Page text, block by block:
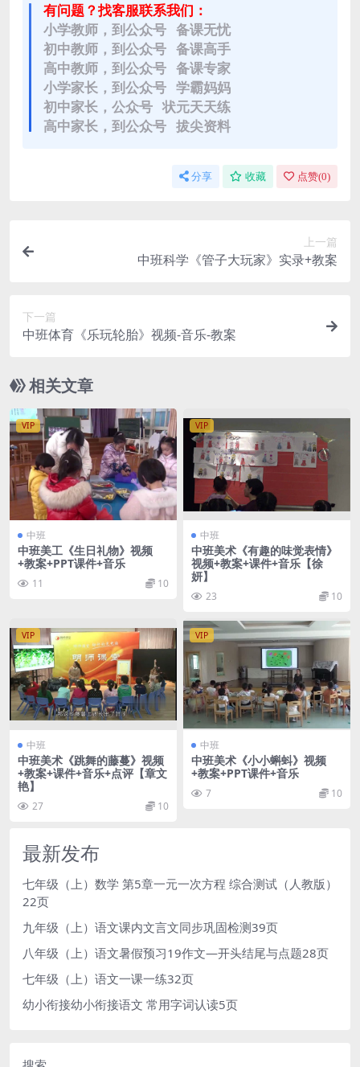
有问题？找客服联系我们：
小学教师，到公众号 备课无忧
初中教师，到公众号 备课高手
高中教师，到公众号 备课专家
小学家长，到公众号 学霸妈妈
初中家长，公众号 状元天天练
高中家长，到公众号 拔尖资料
分享 收藏 点赞(0)
上一篇
中班科学《管子大玩家》实录+教案
下一篇
中班体育《乐玩轮胎》视频-音乐-教案
相关文章
VIP
中班
中班美工《生日礼物》视频
+教案+PPT课件+音乐
11 10
VIP
中班
中班美术《有趣的味觉表情》
视频+教案+课件+音乐【徐
妍】
23 10
VIP
中班
中班美术《跳舞的藤蔓》视频
+教案+课件+音乐+点评【章文
艳】
27 10
VIP
中班
中班美术《小小蝌蚪》视频
+教案+PPT课件+音乐
7 10
最新发布
七年级（上）数学 第5章一元一次方程 综合测试（人教版）
22页
九年级（上）语文课内文言文同步巩固检测39页
八年级（上）语文暑假预习19作文—开头结尾与点题28页
七年级（上）语文一课一练32页
幼小衔接幼小衔接语文 常用字词认读5页